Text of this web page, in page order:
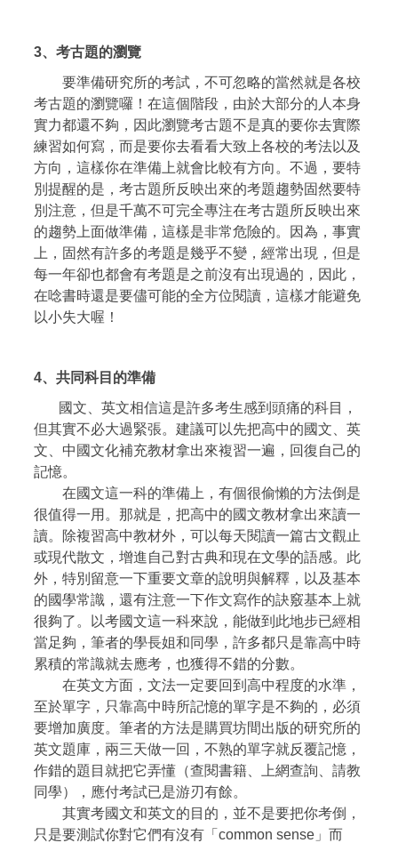
3、 考古題的瀏覽
要準備研究所的考試，不可忽略的當然就是各校
考古題的瀏覽囉！在這個階段，由於大部分的人本身
實力都還不夠，因此瀏覽考古題不是真的要你去實際
練習如何寫，而是要你去看看大致上各校的考法以及
方向，這樣你在準備上就會比較有方向。不過，要特
別提醒的是，考古題所反映出來的考題趨勢固然要特
別注意，但是千萬不可完全專注在考古題所反映出來
的趨勢上面做準備，這樣是非常危險的。因為，事實
上，固然有許多的考題是幾乎不變，經常出現，但是
每一年卻也都會有考題是之前沒有出現過的，因此，
在唸書時還是要儘可能的全方位閱讀，這樣才能避免
以小失大喔！
4、 共同科目的準備
國文、英文相信這是許多考生感到頭痛的科目，
但其實不必大過緊張。建議可以先把高中的國文、英
文、中國文化補充教材拿出來複習一遍，回復自己的
記憶。
在國文這一科的準備上，有個很偷懶的方法倒是
很值得一用。那就是，把高中的國文教材拿出來讀一
讀。除複習高中教材外，可以每天閱讀一篇古文觀止
或現代散文，增進自己對古典和現在文學的語感。此
外，特別留意一下重要文章的說明與解釋，以及基本
的國學常識，還有注意一下作文寫作的訣竅基本上就
很夠了。以考國文這一科來說，能做到此地步已經相
當足夠，筆者的學長姐和同學，許多都只是靠高中時
累積的常識就去應考，也獲得不錯的分數。
在英文方面，文法一定要回到高中程度的水準，
至於單字，只靠高中時所記憶的單字是不夠的，必須
要增加廣度。筆者的方法是購買坊間出版的研究所的
英文題庫，兩三天做一回，不熟的單字就反覆記憶，
作錯的題目就把它弄懂（查閱書籍、上網查詢、請教
同學），應付考試已是游刃有餘。
其實考國文和英文的目的，並不是要把你考倒，
只是要測試你對它們有沒有「common sense」而